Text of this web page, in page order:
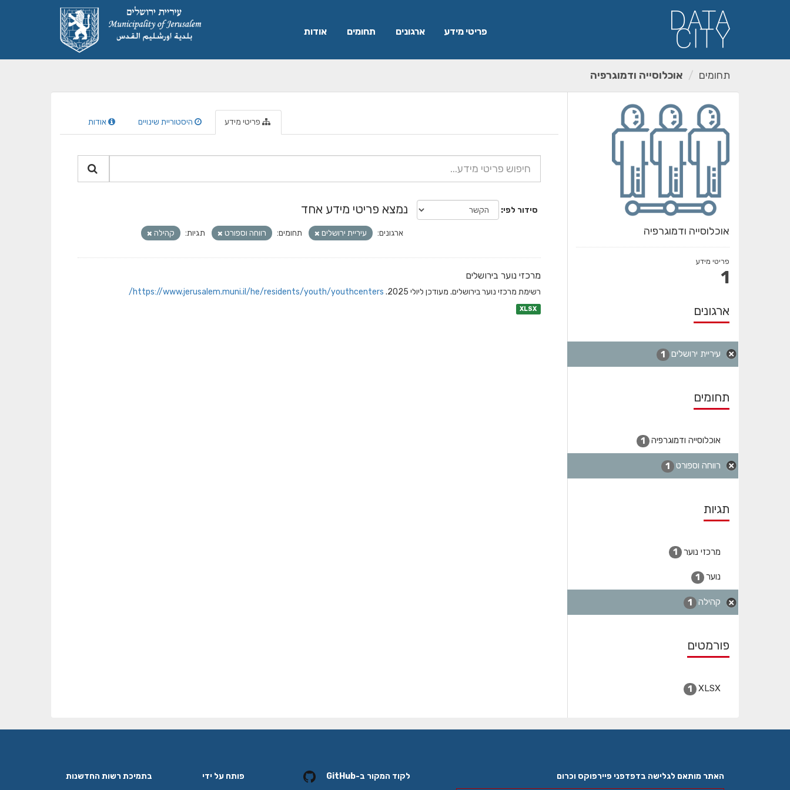
פריטי מידע ארגונים תחומים אודות
תחומים אוכלוסייה ודמוגרפיה
אוכלוסייה ודמוגרפיה
פריטי מידע
1
ארגונים
עיריית ירושלים 1
תחומים
אוכלוסייה ודמוגרפיה 1
רווחה וספורט 1
תגיות
מרכזי נוער 1
נוער 1
קהילה 1
פורמטים
XLSX
1
פריטי מידע היסטוריית שינויים אודות
סידור לפי נמצא פריטי מידע אחד
ארגונים: עיריית ירושלים תחומים: רווחה וספורט תגיות: קהילה
מרכזי נוער בירושלים
רשימת מרכזי נוער בירושלים. מעודכן ליולי 2025. https://www.jerusalem.muni.il/he/residents/youth/youthcenters/
XLSX
האתר מותאם לגלישה בדפדפני פיירפוקס וכרום לקוד המקור ב-GitHub פותח על ידי בתמיכת רשות החדשנות